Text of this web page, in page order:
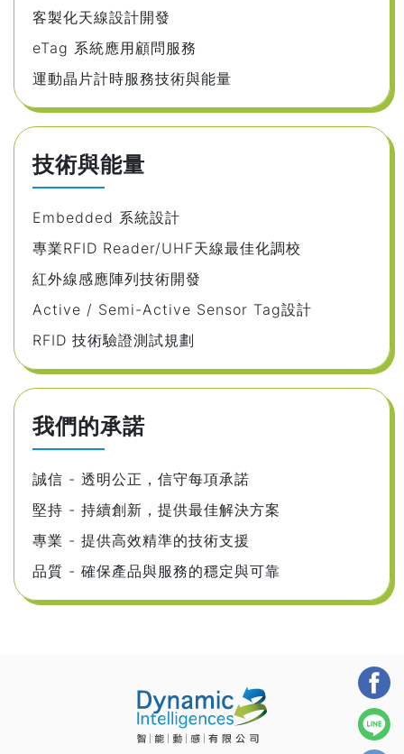
客製化天線設計開發
eTag 系統應用顧問服務
運動晶片計時服務技術與能量
技術與能量
Embedded 系統設計
專業RFID Reader/UHF天線最佳化調校
紅外線感應陣列技術開發
Active / Semi-Active Sensor Tag設計
RFID 技術驗證測試規劃
我們的承諾
誠信 - 透明公正，信守每項承諾
堅持 - 持續創新，提供最佳解決方案
專業 - 提供高效精準的技術支援
品質 - 確保產品與服務的穩定與可靠